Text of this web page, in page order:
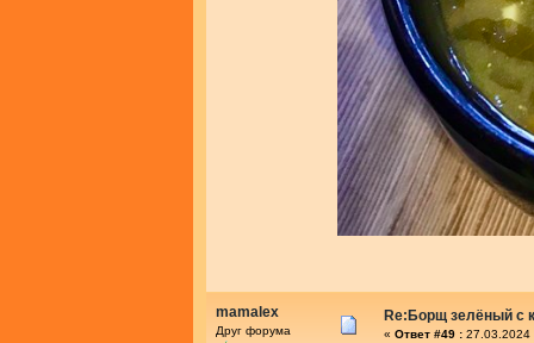
mamalex
Друг форума
Re:Борщ зелёный с
« Ответ #49 : 27.03.2024